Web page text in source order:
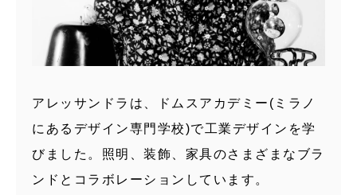
アレッサンドラは、ドムスアカデミー(ミラノ
にあるデザイン専門学校)で工業デザインを学
びました。照明、装飾、家具のさまざまなブラ
ンドとコラボレーションしています。